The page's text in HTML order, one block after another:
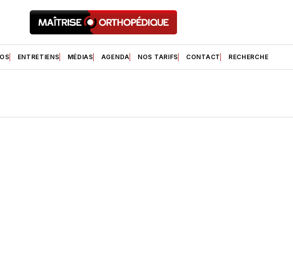
ENTRETIENS MÉDIAS AGENDA NOS TARIFS CONTACT RECHERCHE